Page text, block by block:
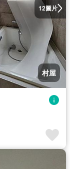
12圖片
村屋